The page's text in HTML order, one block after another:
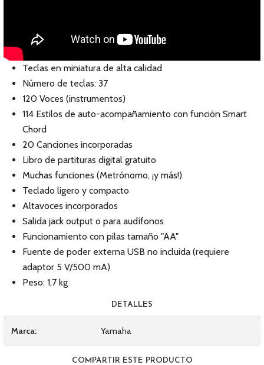
Teclas en miniatura de alta calidad
Número de teclas: 37
120 Voces (instrumentos)
114 Estilos de auto-acompañamiento con función Smart
Chord
20 Canciones incorporadas
Libro de partituras digital gratuito
Muchas funciones (Metrónomo, ¡y más!)
Teclado ligero y compacto
Altavoces incorporados
Salida jack output o para audífonos
Funcionamiento con pilas tamaño "AA"
Fuente de poder externa USB no incluida (requiere
adaptor 5 V/500 mA)
Peso: 1,7 kg
DETALLES
Marca: Yamaha
COMPARTIR ESTE PRODUCTO